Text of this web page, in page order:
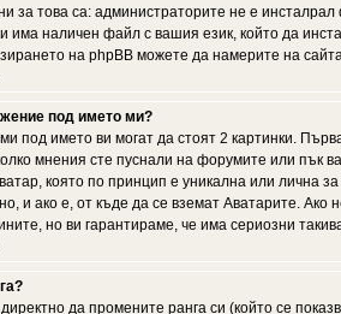
за това са: администраторите не е
има наличен файл с вашия език, който да
на phpBB можете да намерите на
под името ми?
под името ви могат да стоят 2 картинки.
мнения сте пуснали на форумите или пък
която по принцип е уникална или лична
и ако е, от къде да се вземат Аватарите.
но ви гарантираме, че има сериозни
да промените ранга си (който се